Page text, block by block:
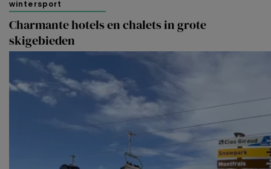
wintersport
Charmante hotels en chalets in grote
skigebieden